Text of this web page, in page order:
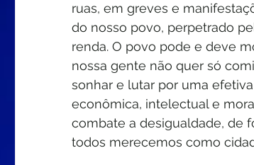
ruas, em greves e
do nosso povo, perpetrado
renda. O povo pode e deve
nossa gente não quer só
sonhar e lutar por uma
econômica, intelectual e
combate a desigualdade, de
todos merecemos como